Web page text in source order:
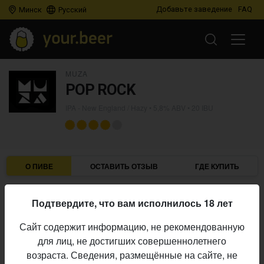
Минск Русский Добавьте заведение FAQ
POP ROCK
О ПИВЕ ОСТАВИТЬ ОТЗЫВ ГДЕ КУПИТЬ
Пивоварня:
Алкоголь:
5,8%
Горечь:
20 IBU
Начало
Подтвердите, что вам исполнилось 18 лет
Сайт содержит информацию, не рекомендованную
для лиц, не достигших совершеннолетнего
возраста. Сведения, размещённые на сайте, не